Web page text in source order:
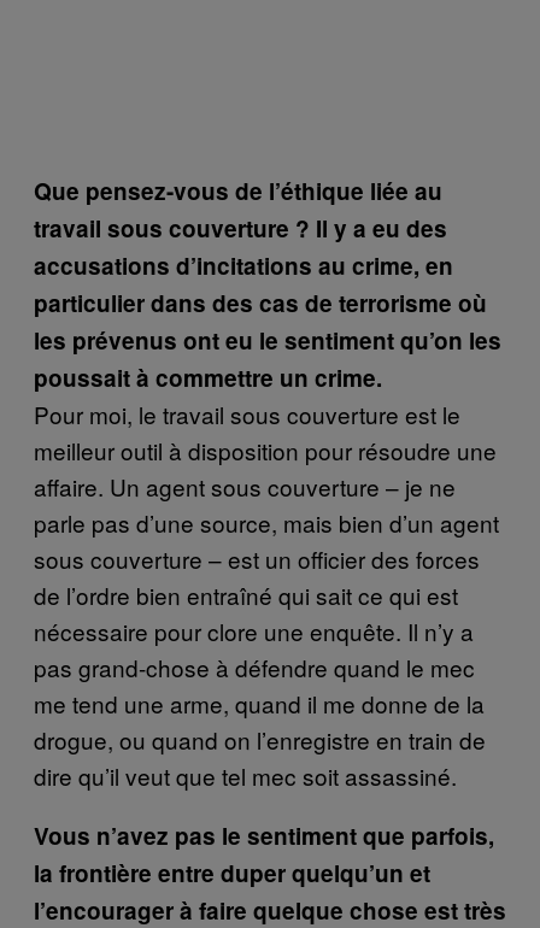
Que pensez-vous de l’éthique liée au
travail sous couverture ? Il y a eu des
accusations d’incitations au crime, en
particulier dans des cas de terrorisme où
les prévenus ont eu le sentiment qu’on les
poussait à commettre un crime.
Pour moi, le travail sous couverture est le
meilleur outil à disposition pour résoudre une
affaire. Un agent sous couverture – je ne
parle pas d’une source, mais bien d’un agent
sous couverture – est un officier des forces
de l’ordre bien entraîné qui sait ce qui est
nécessaire pour clore une enquête. Il n’y a
pas grand-chose à défendre quand le mec
me tend une arme, quand il me donne de la
drogue, ou quand on l’enregistre en train de
dire qu’il veut que tel mec soit assassiné.
Vous n’avez pas le sentiment que parfois,
la frontière entre duper quelqu’un et
l’encourager à faire quelque chose est très